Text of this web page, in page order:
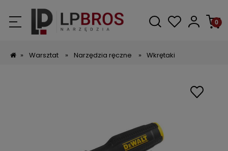
» Warsztat » Narzędzia ręczne » Wkrętaki